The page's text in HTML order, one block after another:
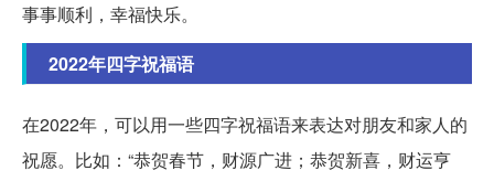
事事顺利，幸福快乐。
2022年四字祝福语
在2022年，可以用一些四字祝福语来表达对朋友和家人的
祝愿。比如：“恭贺春节，财源广进；恭贺新喜，财运亨